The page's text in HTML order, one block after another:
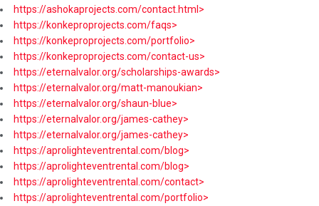
https://ashokaprojects.com/contact.html>
https://konkeproprojects.com/faqs>
https://konkeproprojects.com/portfolio>
https://konkeproprojects.com/contact-us>
https://eternalvalor.org/scholarships-awards>
https://eternalvalor.org/matt-manoukian>
https://eternalvalor.org/shaun-blue>
https://eternalvalor.org/james-cathey>
https://eternalvalor.org/james-cathey>
https://aprolighteventrental.com/blog>
https://aprolighteventrental.com/blog>
https://aprolighteventrental.com/contact>
https://aprolighteventrental.com/portfolio>